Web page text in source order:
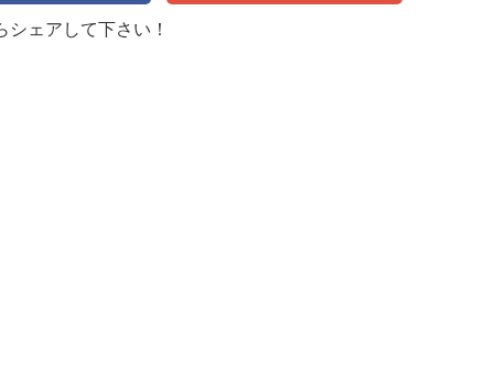
シェアして下さい！